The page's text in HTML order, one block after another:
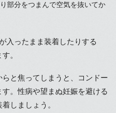
部分をつまんで空気を抜いてか
入ったまま装着したりする
。
と焦ってしまうと、コンドー
。性病や望まぬ妊娠を避ける
しましょう。